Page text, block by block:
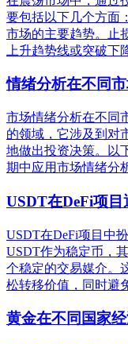
要包括以下几个方面
市场的主要趋势。止
上升趋势线或突破
情绪分析在不同
市场情绪分析在不同
的领域，它涉及到对
地做出投资决策。以
期中应用市场情绪分
USDT在DeFi项目
USDT在DeFi项目中
USDT作为稳定币，
个稳定的交易媒介。
松转移价值，同时避
黄金在不同国家